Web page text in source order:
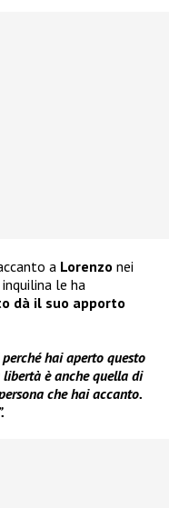
a Lorenzo nei
le ha
dà il suo apporto
hai aperto questo
è anche quella di
che hai accanto.